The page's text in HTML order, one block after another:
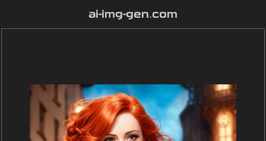
ai-img-gen.com